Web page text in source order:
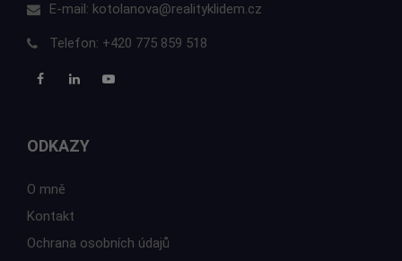
E-mail: kotolanova@realityklidem.cz
Telefon: +420 775 859 518
ODKAZY
O mně
Kontakt
Ochrana osobních údajů